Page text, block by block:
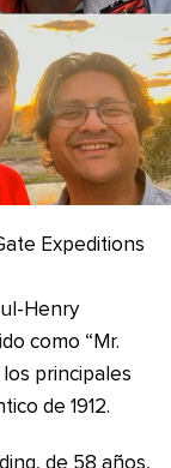
Expeditions
Henry
como “Mr.
principales
de 1912.